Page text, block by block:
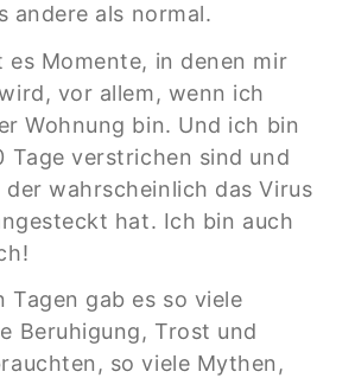
andere als normal.
es Momente, in denen mir
vor allem, wenn ich
Wohnung bin. Und ich bin
Tage verstrichen sind und
der wahrscheinlich das Virus
hat. Ich bin auch
Tagen gab es so viele
Beruhigung, Trost und
so viele Mythen,